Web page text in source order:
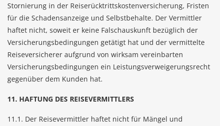
Stornierung in der Reiserücktrittskostenversicherung, Fristen
für die Schadensanzeige und Selbstbehalte. Der Vermittler
haftet nicht, soweit er keine Falschauskunft bezüglich der
Versicherungsbedingungen getätigt hat und der vermittelte
Reiseversicherer aufgrund von wirksam vereinbarten
Versicherungsbedingungen ein Leistungsverweigerungsrecht
gegenüber dem Kunden hat.
11. HAFTUNG DES REISEVERMITTLERS
11.1. Der Reisevermittler haftet nicht für Mängel und